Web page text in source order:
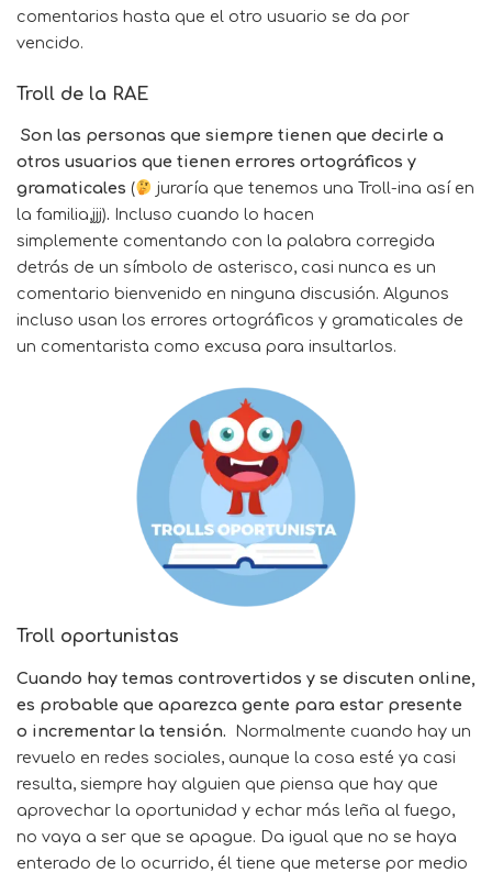
comentarios hasta que el otro usuario se da por
vencido.
Troll de la RAE
Son las personas que siempre tienen que decirle a
otros usuarios que tienen errores ortográficos y
gramaticales (
juraría que tenemos una Troll-ina así en
la familia,jjj). Incluso cuando lo hacen
simplemente comentando con la palabra corregida
detrás de un símbolo de asterisco, casi nunca es un
comentario bienvenido en ninguna discusión. Algunos
incluso usan los errores ortográficos y gramaticales de
un comentarista como excusa para insultarlos.
Troll oportunistas
Cuando hay temas controvertidos y se discuten online,
es probable que aparezca gente para estar presente
o incrementar la tensión. Normalmente cuando hay un
revuelo en redes sociales, aunque la cosa esté ya casi
resulta, siempre hay alguien que piensa que hay que
aprovechar la oportunidad y echar más leña al fuego,
no vaya a ser que se apague. Da igual que no se haya
enterado de lo ocurrido, él tiene que meterse por medio